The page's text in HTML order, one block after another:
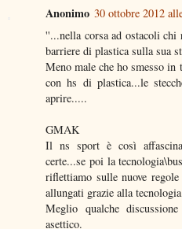
Anonimo 30 ottobre 2012
''...nella corsa ad ostacoli chi
barriere di plastica sulla sua
Meno male che ho smesso
con hs di plastica...le
aprire.....
GMAK
Il ns sport è così
certe...se poi la
riflettiamo sulle nuove
allungati grazie alla
Meglio qualche
asettico.